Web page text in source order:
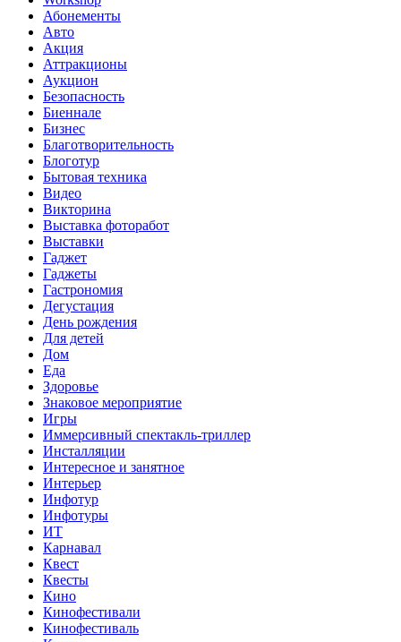
Абонементы
Авто
Акция
Аттракционы
Аукцион
Безопасность
Биеннале
Бизнес
Благотворительность
Блоготур
Бытовая техника
Видео
Викторина
Выставка фоторабот
Выставки
Гаджет
Гаджеты
Гастрономия
Дегустация
День рождения
Для детей
Дом
Еда
Здоровье
Знаковое мероприятие
Игры
Иммерсивный спектакль-триллер
Инсталляции
Интересное и занятное
Интерьер
Инфотур
Инфотуры
ИТ
Карнавал
Квест
Квесты
Кино
Кинофестивали
Кинофестиваль